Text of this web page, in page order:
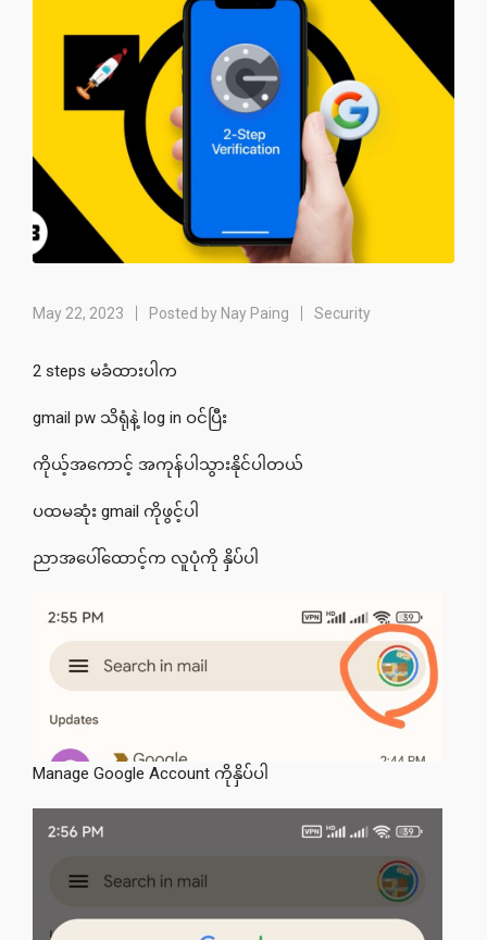
May 22, 2023 Posted by Nay Paing Security
2 steps မခံထားပါက
gmail pw သိရုံနဲ့ log in ဝင်ပြီး
ကိုယ့်အကောင့် အကုန်ပါသွားနိုင်ပါတယ်
ပထမဆုံး gmail ကိုဖွင့်ပါ
ညာအပေါ်ထောင့်က လူပုံကို နှိပ်ပါ
Manage Google Account ကိုနှိပ်ပါ